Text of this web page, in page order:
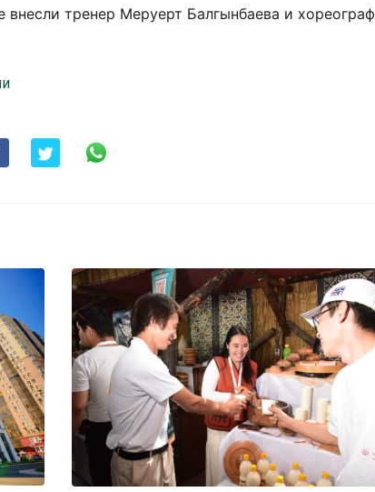
тренер Меруерт Балгынбаева и хореограф